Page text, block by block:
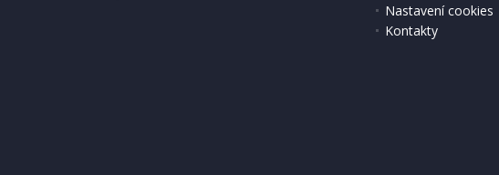
Nastavení cookies
Kontakty